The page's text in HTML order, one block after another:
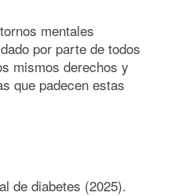
mentales
por parte de todos
mismos derechos y
que padecen estas
de diabetes (2025).